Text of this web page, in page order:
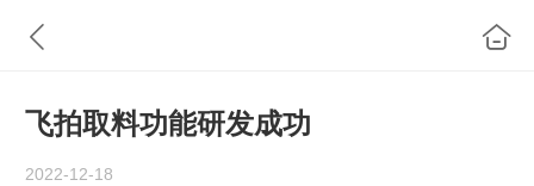
飞拍取料功能研发成功
2022-12-18